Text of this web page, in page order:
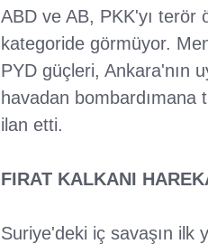
ABD ve AB, PKK'yı terör
kategoride görmüyor.
PYD güçleri, Ankara'nın
havadan bombardımana
ilan etti.
FIRAT KALKANI
Suriye'deki iç savaşın ilk